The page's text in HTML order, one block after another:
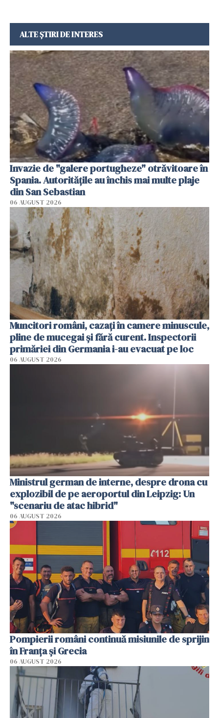
ALTE ȘTIRI DE INTERES
Invazie de "galere portugheze" otrăvitoare în
Spania. Autoritățile au închis mai multe plaje
din San Sebastian
06 AUGUST 2026
Muncitori români, cazați în camere minuscule,
pline de mucegai și fără curent. Inspectorii
primăriei din Germania i-au evacuat pe loc
06 AUGUST 2026
Ministrul german de interne, despre drona cu
explozibil de pe aeroportul din Leipzig: Un
"scenariu de atac hibrid"
06 AUGUST 2026
Pompierii români continuă misiunile de sprijin
în Franţa şi Grecia
06 AUGUST 2026